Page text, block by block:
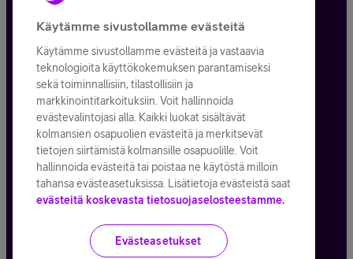
Tietosuoja ja -turva
Tilauksen peruuttaminen
Käyttöehdot
Evästeiden käyttö
Toimitusehdot ja palvelukuvaukset
Kaikki hinnat ALV25,5%
Käytämme sivustollamme evästeitä
Käytämme sivustollamme evästeitä ja vastaavia
teknologioita käyttökokemuksen parantamiseksi
sekä toiminnallisiin, tilastollisiin ja
markkinointitarkoituksiin. Voit hallinnoida
evästevalintojasi alla. Kaikki luokat sisältävät
kolmansien osapuolien evästeitä ja merkitsevät
tietojen siirtämistä kolmansille osapuolille. Voit
hallinnoida evästeitä tai poistaa ne käytöstä milloin
tahansa evästeasetuksissa. Lisätietoja evästeistä saat
evästeitä koskevasta tietosuojaselosteestamme.
Evästeasetukset